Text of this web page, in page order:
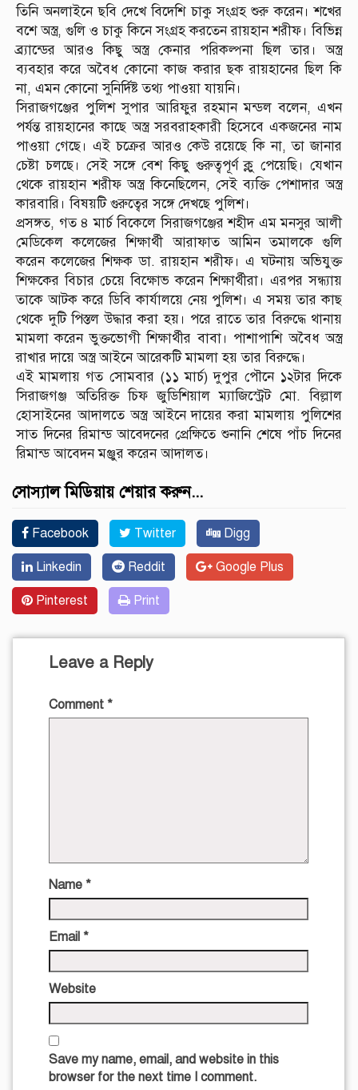
তিনি অনলাইনে ছবি দেখে বিদেশি চাকু সংগ্রহ শুরু করেন। শখের
বশে অস্ত্র, গুলি ও চাকু কিনে সংগ্রহ করতেন রায়হান শরীফ। বিভিন্ন
ব্র্যান্ডের আরও কিছু অস্ত্র কেনার পরিকল্পনা ছিল তার। অস্ত্র
ব্যবহার করে অবৈধ কোনো কাজ করার ছক রায়হানের ছিল কি
না, এমন কোনো সুনির্দিষ্ট তথ্য পাওয়া যায়নি।
সিরাজগঞ্জের পুলিশ সুপার আরিফুর রহমান মন্ডল বলেন, এখন
পর্যন্ত রায়হানের কাছে অস্ত্র সরবরাহকারী হিসেবে একজনের নাম
পাওয়া গেছে। এই চক্রের আরও কেউ রয়েছে কি না, তা জানার
চেষ্টা চলছে। সেই সঙ্গে বেশ কিছু গুরুত্বপূর্ণ ক্লু পেয়েছি। যেখান
থেকে রায়হান শরীফ অস্ত্র কিনেছিলেন, সেই ব্যক্তি পেশাদার অস্ত্র
কারবারি। বিষয়টি গুরুত্বের সঙ্গে দেখছে পুলিশ।
প্রসঙ্গত, গত ৪ মার্চ বিকেলে সিরাজগঞ্জের শহীদ এম মনসুর আলী
মেডিকেল কলেজের শিক্ষার্থী আরাফাত আমিন তমালকে গুলি
করেন কলেজের শিক্ষক ডা. রায়হান শরীফ। এ ঘটনায় অভিযুক্ত
শিক্ষকের বিচার চেয়ে বিক্ষোভ করেন শিক্ষার্থীরা। এরপর সন্ধ্যায়
তাকে আটক করে ডিবি কার্যালয়ে নেয় পুলিশ। এ সময় তার কাছ
থেকে দুটি পিস্তল উদ্ধার করা হয়। পরে রাতে তার বিরুদ্ধে থানায়
মামলা করেন ভুক্তভোগী শিক্ষার্থীর বাবা। পাশাপাশি অবৈধ অস্ত্র
রাখার দায়ে অস্ত্র আইনে আরেকটি মামলা হয় তার বিরুদ্ধে।
এই মামলায় গত সোমবার (১১ মার্চ) দুপুর পৌনে ১২টার দিকে
সিরাজগঞ্জ অতিরিক্ত চিফ জুডিশিয়াল ম্যাজিস্ট্রেট মো. বিল্লাল
হোসাইনের আদালতে অস্ত্র আইনে দায়ের করা মামলায় পুলিশের
সাত দিনের রিমান্ড আবেদনের প্রেক্ষিতে শুনানি শেষে পাঁচ দিনের
রিমান্ড আবেদন মঞ্জুর করেন আদালত।
সোস্যাল মিডিয়ায় শেয়ার করুন...
Facebook Twitter Digg
Linkedin Reddit Google Plus
Pinterest Print
Leave a Reply
Comment *
Name *
Email *
Website
Save my name, email, and website in this
browser for the next time I comment.